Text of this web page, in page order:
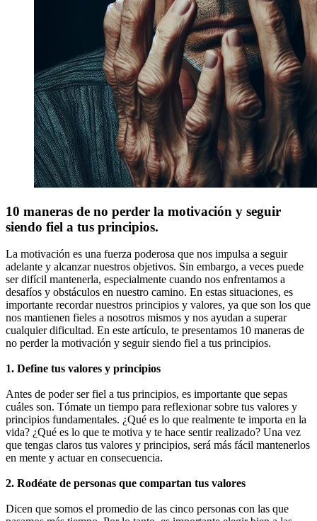
10 maneras de no perder la motivación y seguir
siendo fiel a tus principios.
La motivación es una fuerza poderosa que nos impulsa a seguir
adelante y alcanzar nuestros objetivos. Sin embargo, a veces puede
ser difícil mantenerla, especialmente cuando nos enfrentamos a
desafíos y obstáculos en nuestro camino. En estas situaciones, es
importante recordar nuestros principios y valores, ya que son los que
nos mantienen fieles a nosotros mismos y nos ayudan a superar
cualquier dificultad. En este artículo, te presentamos 10 maneras de
no perder la motivación y seguir siendo fiel a tus principios.
1. Define tus valores y principios
Antes de poder ser fiel a tus principios, es importante que sepas
cuáles son. Tómate un tiempo para reflexionar sobre tus valores y
principios fundamentales. ¿Qué es lo que realmente te importa en la
vida? ¿Qué es lo que te motiva y te hace sentir realizado? Una vez
que tengas claros tus valores y principios, será más fácil mantenerlos
en mente y actuar en consecuencia.
2. Rodéate de personas que compartan tus valores
Dicen que somos el promedio de las cinco personas con las que